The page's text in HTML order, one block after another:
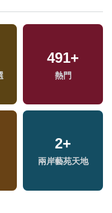
491+
熱門
2+
兩岸藝苑天地